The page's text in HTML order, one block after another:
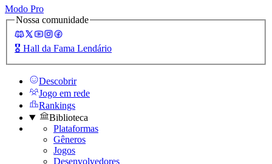
Modo Pro
Nossa comunidade
🎖️ Hall da Fama Lendário
Descobrir
Jogo em rede
Rankings
Biblioteca
Plataformas
Gêneros
Jogos
Desenvolvedores